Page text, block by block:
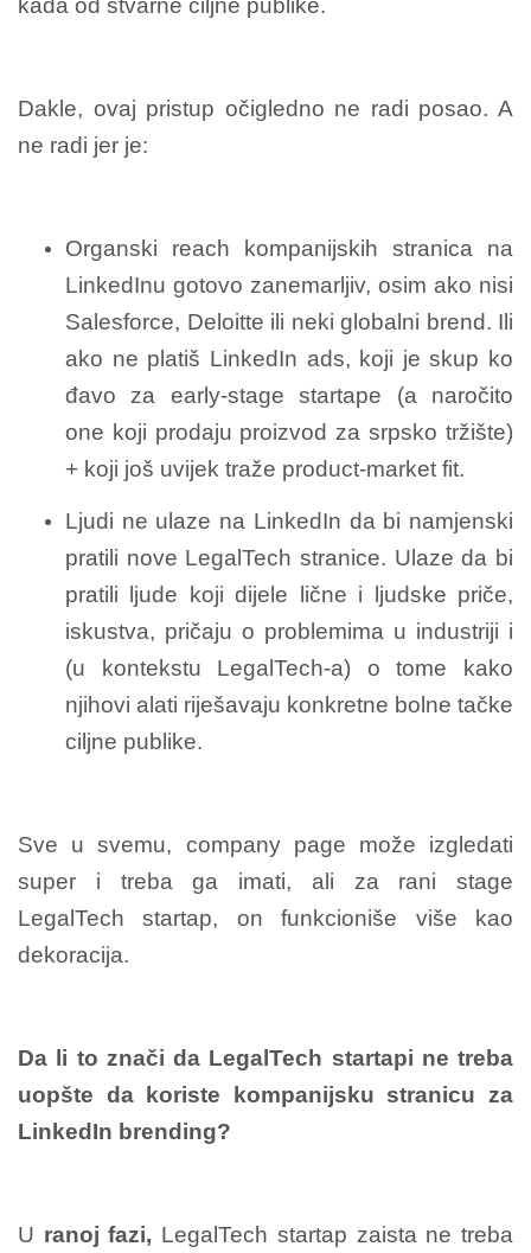
kada od stvarne ciljne publike.
Dakle, ovaj pristup očigledno ne radi posao. A
ne radi jer je:
Organski reach kompanijskih stranica na
LinkedInu gotovo zanemarljiv, osim ako nisi
Salesforce, Deloitte ili neki globalni brend. Ili
ako ne platiš LinkedIn ads, koji je skup ko
đavo za early-stage startape (a naročito
one koji prodaju proizvod za srpsko tržište)
+ koji još uvijek traže product-market fit.
Ljudi ne ulaze na LinkedIn da bi namjenski
pratili nove LegalTech stranice. Ulaze da bi
pratili ljude koji dijele lične i ljudske priče,
iskustva, pričaju o problemima u industriji i
(u kontekstu LegalTech-a) o tome kako
njihovi alati riješavaju konkretne bolne tačke
ciljne publike.
Sve u svemu, company page može izgledati
super i treba ga imati, ali za rani stage
LegalTech startap, on funkcioniše više kao
dekoracija.
Da li to znači da LegalTech startapi ne treba
uopšte da koriste kompanijsku stranicu za
LinkedIn brending?
U ranoj fazi, LegalTech startap zaista ne treba